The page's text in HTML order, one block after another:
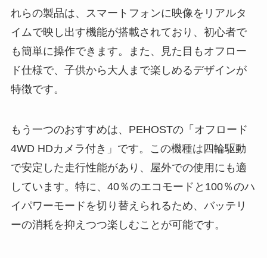
れらの製品は、スマートフォンに映像をリアルタ
イムで映し出す機能が搭載されており、初心者で
も簡単に操作できます。また、見た目もオフロー
ド仕様で、子供から大人まで楽しめるデザインが
特徴です。
もう一つのおすすめは、PEHOSTの「オフロード
4WD HDカメラ付き」です。この機種は四輪駆動
で安定した走行性能があり、屋外での使用にも適
しています。特に、40％のエコモードと100％のハ
イパワーモードを切り替えられるため、バッテリ
ーの消耗を抑えつつ楽しむことが可能です。